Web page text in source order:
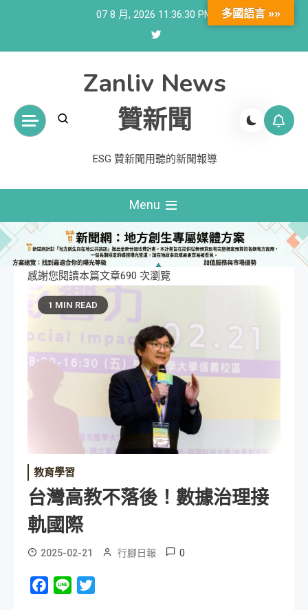
07 8 月, 2026 11:36:31 PM
Zanliv News
贊新聞
ESG 贊新聞用聽的新聞報導
Menu
感謝您閱讀本篇文章690 次瀏覽
1 MIN READ
教育學習
台灣高教不落後！數據治理接
軌國際
2025-02-21 行腳日報 0
Facebook
Line
多國語言 »»